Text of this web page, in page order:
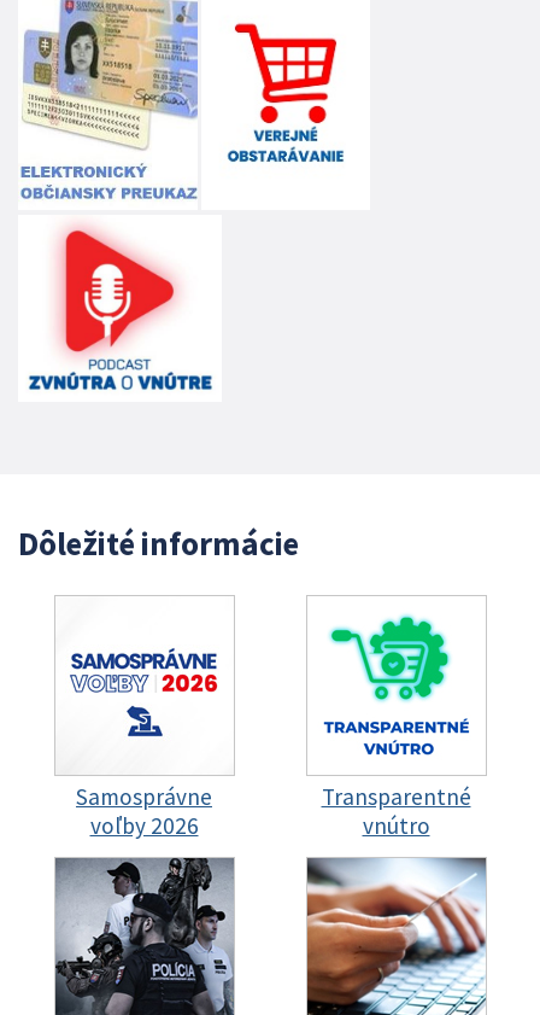
Dôležité informácie
Samosprávne
voľby 2026
Transparentné
vnútro